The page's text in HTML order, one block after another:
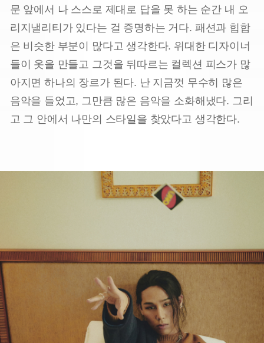
문 앞에서 나 스스로 제대로 답을 못 하는 순간 내 오
리지낼리티가 있다는 걸 증명하는 거다. 패션과 힙합
은 비슷한 부분이 많다고 생각한다. 위대한 디자이너
들이 옷을 만들고 그것을 뒤따르는 컬렉션 피스가 많
아지면 하나의 장르가 된다. 난 지금껏 무수히 많은
음악을 들었고, 그만큼 많은 음악을 소화해냈다. 그리
고 그 안에서 나만의 스타일을 찾았다고 생각한다.